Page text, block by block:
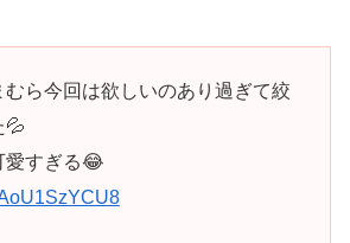
むら今回は欲しいのあり過ぎて絞
💦
愛すぎる😂